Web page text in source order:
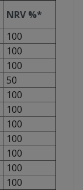
NRV %*
100
100
100
50
100
100
100
100
100
100
100